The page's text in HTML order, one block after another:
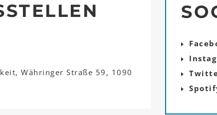
Währinger Straße 59, 1090